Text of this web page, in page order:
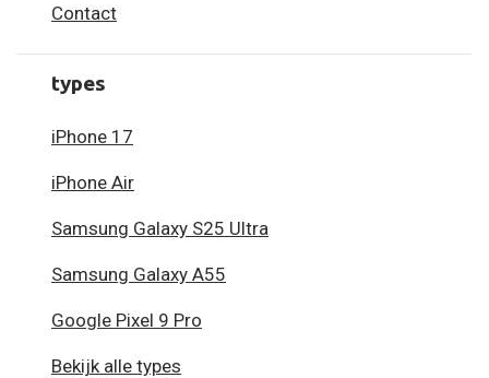
Contact
types
iPhone 17
iPhone Air
Samsung Galaxy S25 Ultra
Samsung Galaxy A55
Google Pixel 9 Pro
Bekijk alle types